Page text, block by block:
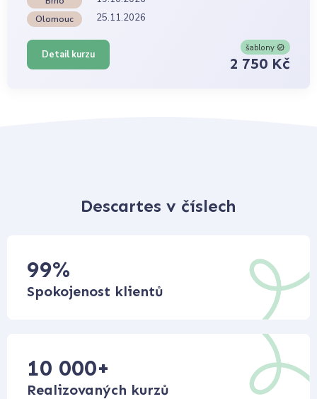
Olomouc 25.11.2026
Detail kurzu
šablony
2 750 Kč
Descartes v číslech
99%
Spokojenost klientů
10 000+
Realizovaných kurzů